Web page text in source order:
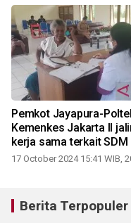
Pemkot Jayapura-
Kemenkes Jakarta II
kerja sama terkait SDM
17 October 2024 15:41 WIB,
Berita Terpopuler